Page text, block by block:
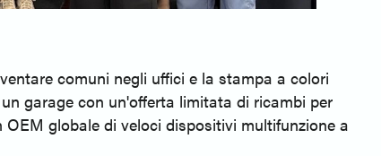
comuni negli uffici e la stampa a colori
garage con un'offerta limitata di ricambi per
globale di veloci dispositivi multifunzione a